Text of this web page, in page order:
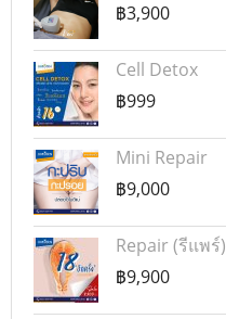
฿3,900
Cell Detox
฿999
Mini Repair
฿9,000
Repair (รีแพร์)
฿9,900